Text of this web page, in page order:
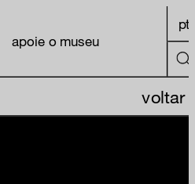
apoie o museu
pt
voltar